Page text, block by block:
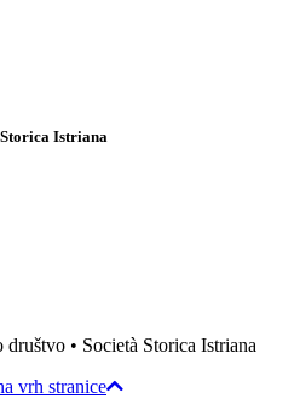
Istriana
• Società Storica Istriana
vrh stranice